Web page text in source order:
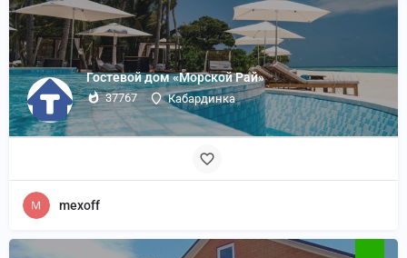
Гостевой дом «Морской Рай»
37767 Кабардинка
mexoff